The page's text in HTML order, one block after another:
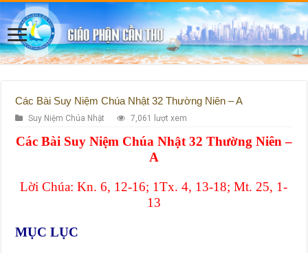
Các Bài Suy Niệm Chúa Nhật 32 Thường Niên – A
Suy Niệm Chúa Nhật 7,061 lượt xem
Các Bài Suy Niệm Chúa Nhật 32 Thường Niên –
A
Lời Chúa: Kn. 6, 12-16; 1Tx. 4, 13-18; Mt. 25, 1-
13
MỤC LỤC